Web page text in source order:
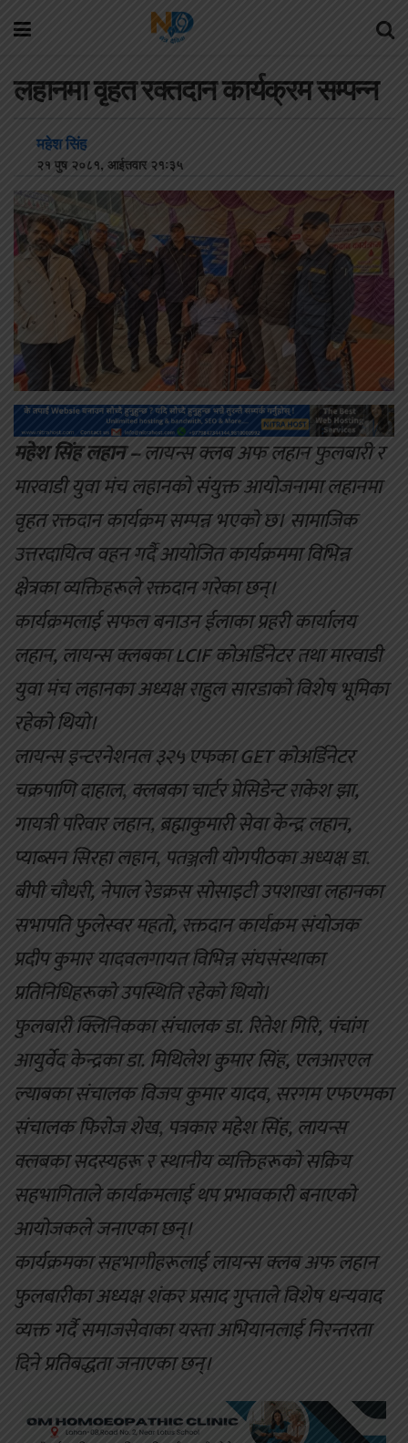
लहानमा वृहत रक्तदान कार्यक्रम सम्पन्न
महेश सिंह
२१ पुष २०८१, आईतवार २१:३५
महेश सिंह लहान –लायन्स क्लब अफ लहान फुलबारी र
मारवाडी युवा मंच लहानको संयुक्त आयोजनामा लहानमा
वृहत रक्तदान कार्यक्रम सम्पन्न भएको छ। सामाजिक
उत्तरदायित्व वहन गर्दै आयोजित कार्यक्रममा विभिन्न
क्षेत्रका व्यक्तिहरूले रक्तदान गरेका छन्।
कार्यक्रमलाई सफल बनाउन ईलाका प्रहरी कार्यालय
लहान, लायन्स क्लबका LCIF कोअर्डिनेटर तथा मारवाडी
युवा मंच लहानका अध्यक्ष राहुल सारडाको विशेष भूमिका
रहेको थियो।
लायन्स इन्टरनेशनल ३२५ एफका GET कोअर्डिनेटर
चक्रपाणि दाहाल, क्लबका चार्टर प्रेसिडेन्ट राकेश झा,
गायत्री परिवार लहान, ब्रह्माकुमारी सेवा केन्द्र लहान,
प्याब्सन सिरहा लहान, पतञ्जली योगपीठका अध्यक्ष डा.
बीपी चौधरी, नेपाल रेडक्रस सोसाइटी उपशाखा लहानका
सभापति फुलेस्वर महतो, रक्तदान कार्यक्रम संयोजक
प्रदीप कुमार यादवलगायत विभिन्न संघसंस्थाका
प्रतिनिधिहरूको उपस्थिति रहेको थियो।
फुलबारी क्लिनिकका संचालक डा. रितेश गिरि, पंचांग
आयुर्वेद केन्द्रका डा. मिथिलेश कुमार सिंह, एलआरएल
ल्याबका संचालक विजय कुमार यादव, सरगम एफएमका
संचालक फिरोज शेख, पत्रकार महेश सिंह, लायन्स
क्लबका सदस्यहरू र स्थानीय व्यक्तिहरूको सक्रिय
सहभागिताले कार्यक्रमलाई थप प्रभावकारी बनाएको
आयोजकले जनाएका छन्।
कार्यक्रमका सहभागीहरूलाई लायन्स क्लब अफ लहान
फुलबारीका अध्यक्ष शंकर प्रसाद गुप्ताले विशेष धन्यवाद
व्यक्त गर्दै समाजसेवाका यस्ता अभियानलाई निरन्तरता
दिने प्रतिबद्धता जनाएका छन्।